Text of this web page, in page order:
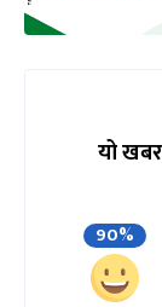
यो
90%